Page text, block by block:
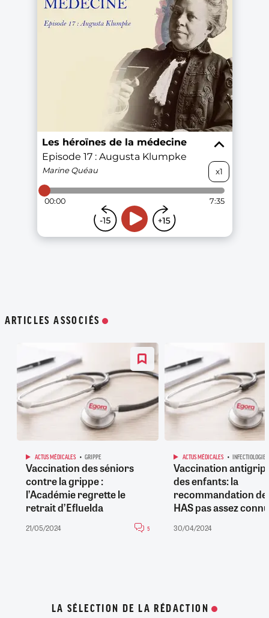
ARTICLES ASSOCIÉS
ACTUS MÉDICALES GRIPPE
Vaccination des séniors
contre la grippe :
l’Académie regrette le
retrait d’Efluelda
21/05/2024 5
ACTUS MÉDICALES INFECTIOLOGIE
Vaccination
des enfants: la
recommandation de
HAS pas assez
30/04/2024
LA SÉLECTION DE LA RÉDACTION